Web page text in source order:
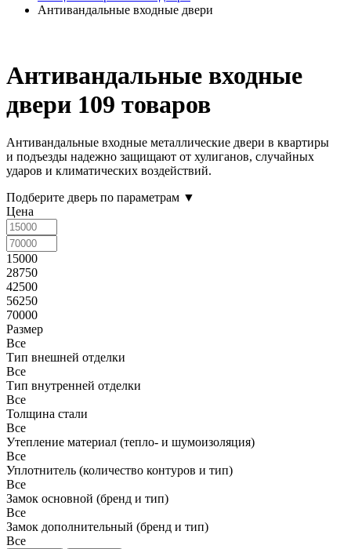
Антивандальные входные двери
Антивандальные входные
двери 109 товаров
Антивандальные входные металлические двери в квартиры
и подъезды надежно защищают от хулиганов, случайных
ударов и климатических воздействий.
Подберите дверь по параметрам ▼
Цена
15000
28750
42500
56250
70000
Размер
Все
Тип внешней отделки
Все
Тип внутренней отделки
Все
Толщина стали
Все
Утепление материал (тепло- и шумоизоляция)
Все
Уплотнитель (количество контуров и тип)
Все
Замок основной (бренд и тип)
Все
Замок дополнительный (бренд и тип)
Все